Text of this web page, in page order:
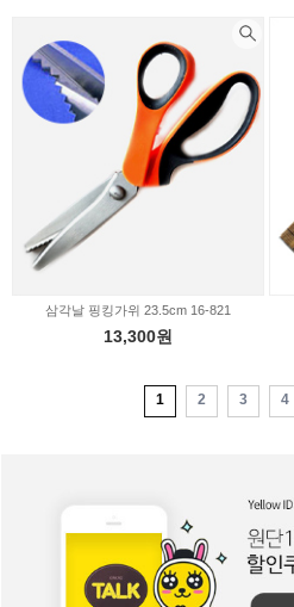
삼각날 핑킹가위 23.5cm 16-821
13,300원
1 2 3 4